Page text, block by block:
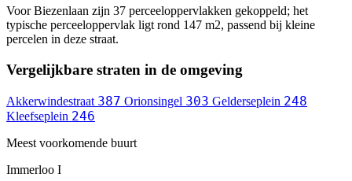
Voor Biezenlaan zijn 37 perceeloppervlakken gekoppeld; het
typische perceeloppervlak ligt rond 147 m2, passend bij kleine
percelen in deze straat.
Vergelijkbare straten in de omgeving
Akkerwindestraat 387 Orionsingel 303 Gelderseplein 248
Kleefseplein 246
Meest voorkomende buurt
Immerloo I